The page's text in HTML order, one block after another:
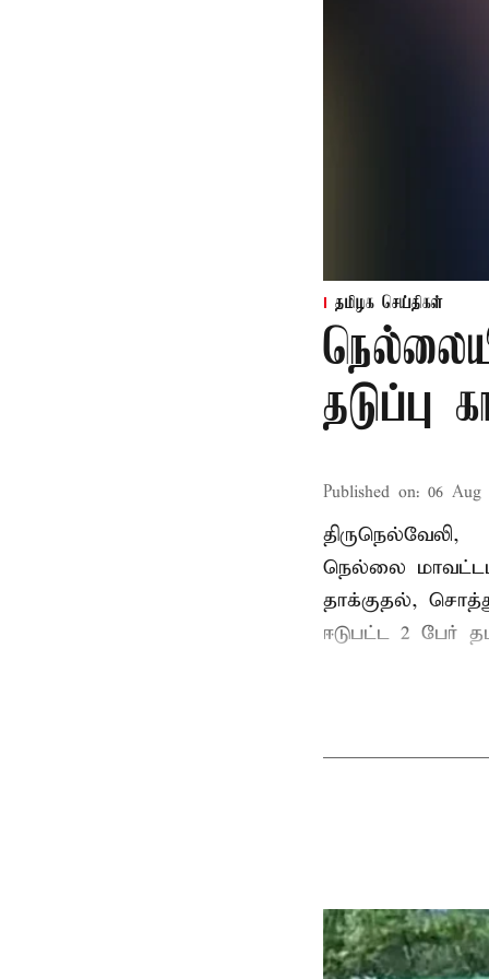
தமிழக செய்திகள்
தடுப்பு
Published on: 06 Aug
திருநெல்வேலி,
நெல்லை
தாக்குதல்,
ஈடுபட்ட 2 பேர்